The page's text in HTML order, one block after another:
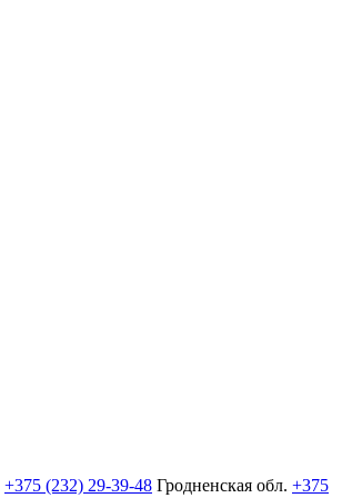
+375 (232) 29-39-48 Гродненская обл. +375